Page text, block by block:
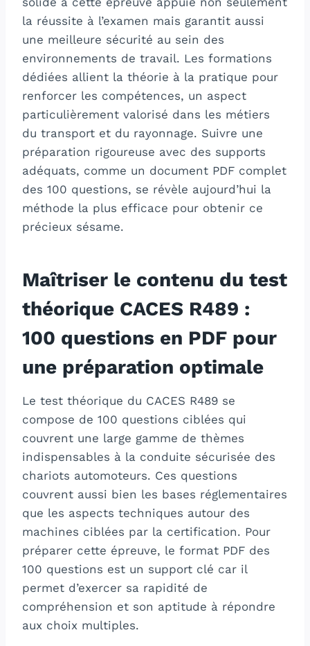
la réussite à l’examen mais garantit aussi
une meilleure sécurité au sein des
environnements de travail. Les formations
dédiées allient la théorie à la pratique pour
renforcer les compétences, un aspect
particulièrement valorisé dans les métiers
du transport et du rayonnage. Suivre une
préparation rigoureuse avec des supports
adéquats, comme un document PDF complet
des 100 questions, se révèle aujourd’hui la
méthode la plus efficace pour obtenir ce
précieux sésame.
Maîtriser le contenu du test
théorique CACES R489 :
100 questions en PDF pour
une préparation optimale
Le test théorique du CACES R489 se
compose de 100 questions ciblées qui
couvrent une large gamme de thèmes
indispensables à la conduite sécurisée des
chariots automoteurs. Ces questions
couvrent aussi bien les bases réglementaires
que les aspects techniques autour des
machines ciblées par la certification. Pour
préparer cette épreuve, le format PDF des
100 questions est un support clé car il
permet d’exercer sa rapidité de
compréhension et son aptitude à répondre
aux choix multiples.